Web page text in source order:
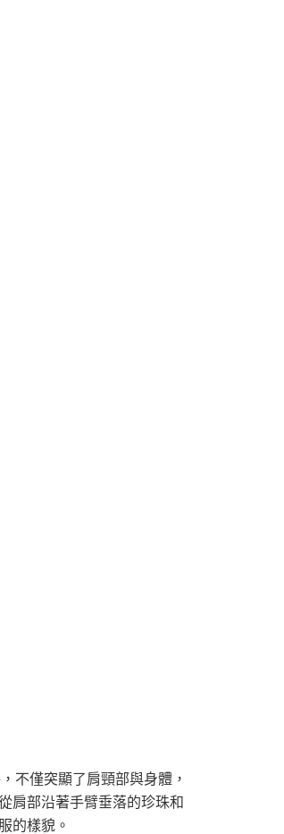
不僅突顯了肩頸部與身體，
肩部沿著手臂垂落的珍珠和
的樣貌。